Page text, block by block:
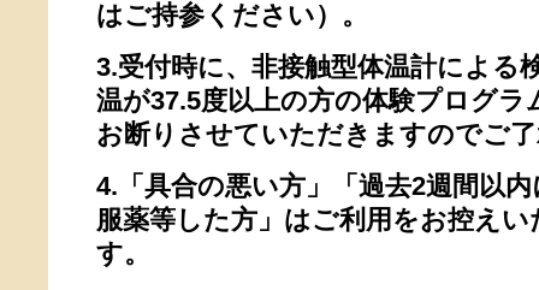
はご持参ください）。
3.受付時に、非接触型体温計による
温が37.5度以上の方の体験プログラ
お断りさせていただきますのでご
4.「具合の悪い方」「過去2週間以
服薬等した方」はご利用をお控え
す。